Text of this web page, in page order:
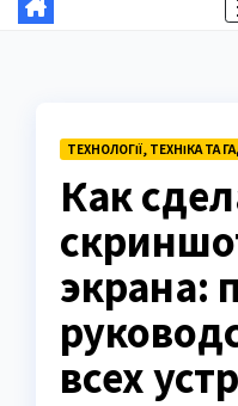
ТЕХНОЛОГІЇ, ТЕХНІКА ТА
Как
экрана:
всех